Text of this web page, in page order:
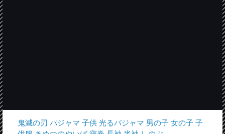
鬼滅の刃 パジャマ 子供 光るパジャマ 男の子 女の子 子